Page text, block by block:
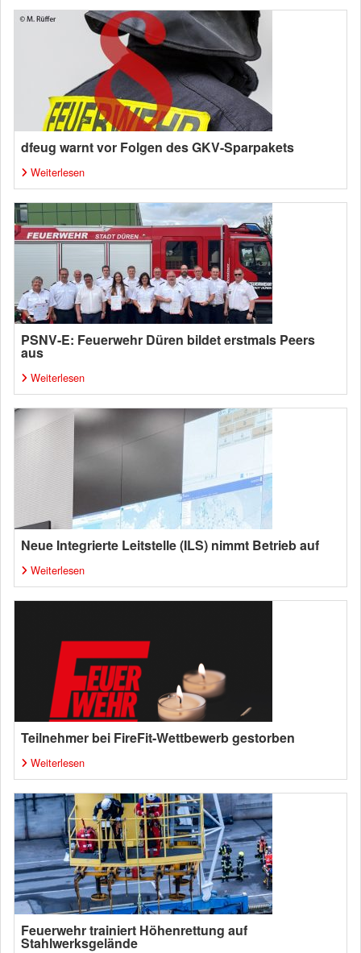
dfeug warnt vor Folgen des GKV-Sparpakets
Weiterlesen
PSNV-E: Feuerwehr Düren bildet erstmals Peers
aus
Weiterlesen
Neue Integrierte Leitstelle (ILS) nimmt Betrieb auf
Weiterlesen
Teilnehmer bei FireFit-Wettbewerb gestorben
Weiterlesen
Feuerwehr trainiert Höhenrettung auf
Stahlwerksgelände